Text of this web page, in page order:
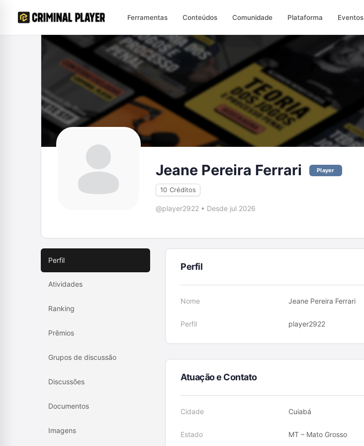
Ferramentas Conteúdos Comunidade Plataforma Eventos
Jeane Pereira Ferrari Player
10 Créditos
@player2922 • Desde jul 2026
Perfil
Atividades
Ranking
Prêmios
Grupos de discussão
Discussões
Documentos
Imagens
Perfil
Nome Jeane Pereira Ferrari
Perfil player2922
Atuação e Contato
Cidade Cuiabá
Estado MT – Mato Grosso